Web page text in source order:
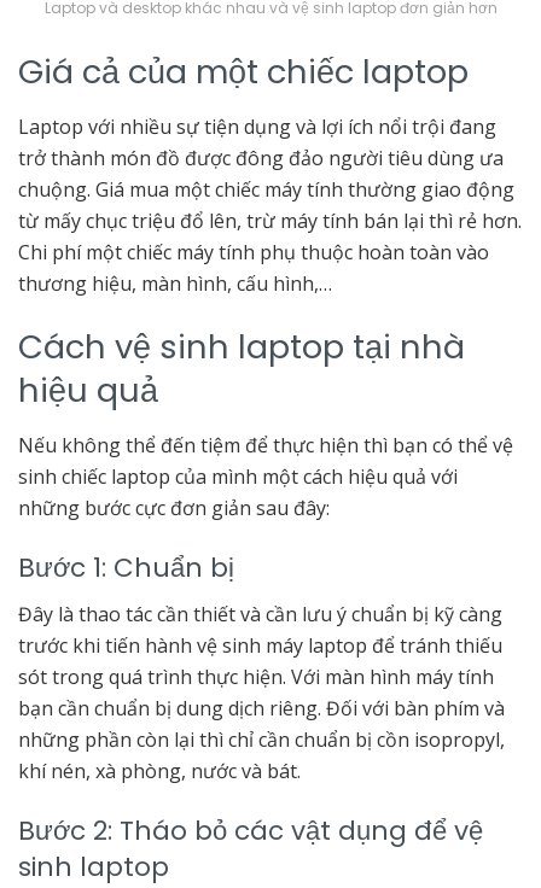
Laptop và desktop khác nhau và vệ sinh laptop đơn giản hơn
Giá cả của một chiếc laptop
Laptop với nhiều sự tiện dụng và lợi ích nổi trội đang
trở thành món đồ được đông đảo người tiêu dùng ưa
chuộng. Giá mua một chiếc máy tính thường giao động
từ mấy chục triệu đổ lên, trừ máy tính bán lại thì rẻ hơn.
Chi phí một chiếc máy tính phụ thuộc hoàn toàn vào
thương hiệu, màn hình, cấu hình,…
Cách vệ sinh laptop tại nhà
hiệu quả
Nếu không thể đến tiệm để thực hiện thì bạn có thể vệ
sinh chiếc laptop của mình một cách hiệu quả với
những bước cực đơn giản sau đây:
Bước 1: Chuẩn bị
Đây là thao tác cần thiết và cần lưu ý chuẩn bị kỹ càng
trước khi tiến hành vệ sinh máy laptop để tránh thiếu
sót trong quá trình thực hiện. Với màn hình máy tính
bạn cần chuẩn bị dung dịch riêng. Đối với bàn phím và
những phần còn lại thì chỉ cần chuẩn bị cồn isopropyl,
khí nén, xà phòng, nước và bát.
Bước 2: Tháo bỏ các vật dụng để vệ
sinh laptop